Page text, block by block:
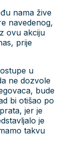
nama žive
navedenog,
ovu akciju
prije
u
ne dozvole
bude
bi otišao po
jer je
je
takvu